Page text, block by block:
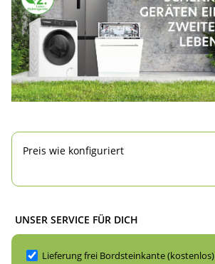
Preis wie konfiguriert
UNSER SERVICE FÜR DICH
Lieferung frei Bordsteinkante (kostenlos)